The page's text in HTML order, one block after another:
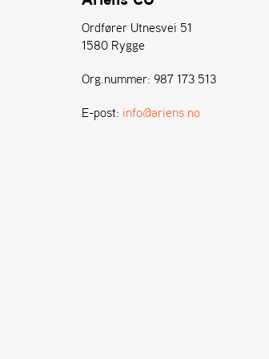
Ordfører Utnesvei 51
1580 Rygge
Org.nummer: 987 173 513
E-post: info@ariens.no